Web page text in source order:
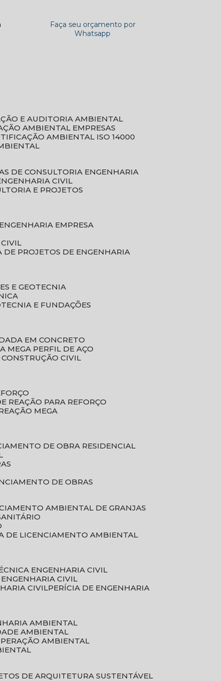
Faça seu orçamento por
Whatsapp
E AUDITORIA AMBIENTAL
AMBIENTAL EMPRESAS
AMBIENTAL ISO 14000
DE CONSULTORIA ENGENHARIA
CIVIL
E PROJETOS
ENGENHARIA EMPRESA
CIVIL
DE PROJETOS DE ENGENHARIA
E GEOTECNIA
E FUNDAÇÕES
EM CONCRETO
MEGA PERFIL DE AÇO
CONSTRUÇÃO CIVIL
REAÇÃO PARA REFORÇO
MEGA
DE OBRA RESIDENCIAL
DE OBRAS
AMBIENTAL DE GRANJAS
DE LICENCIAMENTO AMBIENTAL
ENGENHARIA CIVIL
ENGENHARIA CIVIL
CIVIL
PERÍCIA DE ENGENHARIA
AMBIENTAL
AMBIENTAL
AMBIENTAL
DE ARQUITETURA SUSTENTÁVEL